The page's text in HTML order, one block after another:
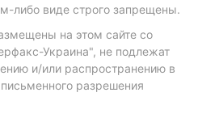
либо виде строго запрещены.
на этом сайте со
Украина", не подлежат
и/или распространению в
разрешения